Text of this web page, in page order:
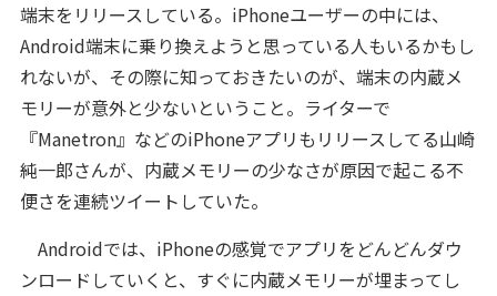
端末をリリースしている。iPhoneユーザーの中には、
Android端末に乗り換えようと思っている人もいるかもし
れないが、その際に知っておきたいのが、端末の内蔵メ
モリーが意外と少ないということ。ライターで
『Manetron』などのiPhoneアプリもリリースしてる山崎
純一郎さんが、内蔵メモリーの少なさが原因で起こる不
便さを連続ツイートしていた。
Androidでは、iPhoneの感覚でアプリをどんどんダウ
ンロードしていくと、すぐに内蔵メモリーが埋まってし